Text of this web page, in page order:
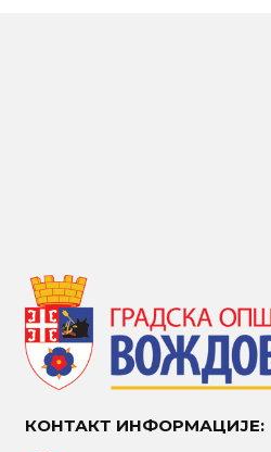
КОНТАКТ ИНФОРМАЦИЈЕ: